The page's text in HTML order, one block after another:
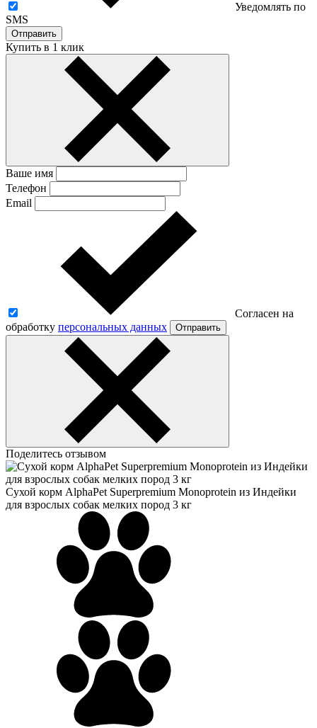
Уведомлять по
SMS
Отправить
Купить в 1 клик
Ваше имя
Телефон
Email
Согласен на
обработку персональных данных Отправить
Поделитесь отзывом
Сухой корм AlphaPet Superpremium Monoprotein из Индейки
для взрослых собак мелких пород 3 кг